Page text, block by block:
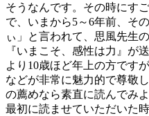
そうなんです。その時にす
で、いまから5～6年前、そ
ぃ」と言われて、思風先生
『いまこそ、感性は力』が
より10歳ほど年上の方です
などが非常に魅力的で尊敬
の薦めなら素直に読んでみ
最初に読ませていただいた